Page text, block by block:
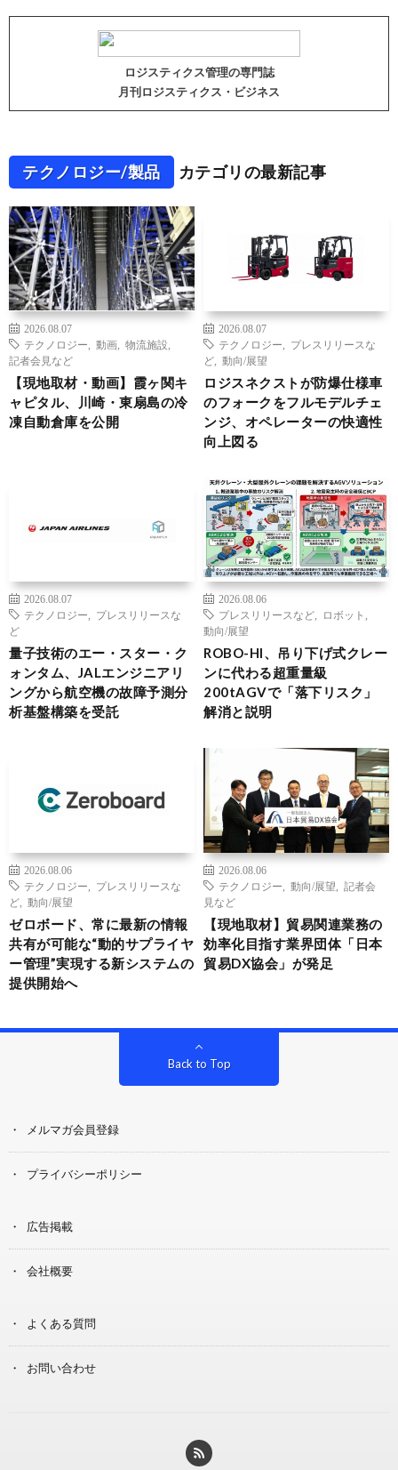
ロジスティクス管理の専門誌
月刊ロジスティクス・ビジネス
テクノロジー/製品 カテゴリの最新記事
2026.08.07
テクノロジー
動画 物流施設
記者会見など
【現地取材・動画】霞ヶ関キ
ャピタル、川崎・東扇島の冷
凍自動倉庫を公開
2026.08.07
テクノロジー
プレスリリースな
ど
動向/展望
ロジスネクストが防爆仕様車
のフォークをフルモデルチェ
ンジ、オペレーターの快適性
向上図る
2026.08.07
テクノロジー
プレスリリースな
ど
量子技術のエー・スター・ク
ォンタム、JALエンジニアリ
ングから航空機の故障予測分
析基盤構築を受託
2026.08.06
プレスリリースなど
ロボット
動向/展望
ROBO-HI、吊り下げ式クレー
ンに代わる超重量級
200tAGVで「落下リスク」
解消と説明
2026.08.06
テクノロジー
プレスリリースな
ど
動向/展望
ゼロボード、常に最新の情報
共有が可能な“動的サプライヤ
ー管理”実現する新システムの
提供開始へ
2026.08.06
テクノロジー
動向/展望
記者会
見など
【現地取材】貿易関連業務の
効率化目指す業界団体「日本
貿易DX協会」が発足
Back to Top
メルマガ会員登録
プライバシーポリシー
広告掲載
会社概要
よくある質問
お問い合わせ